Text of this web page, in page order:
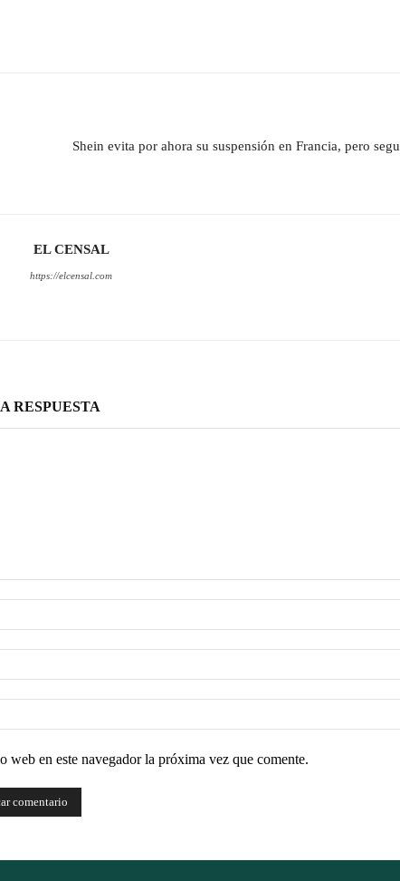
Shein evita por ahora su suspensión en Francia, pero
EL CENSAL
https://elcensal.com
RESPUESTA
en este navegador la próxima vez que comente.